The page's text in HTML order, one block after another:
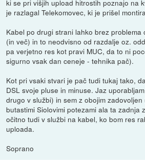
ki se pri višjih upload hitrostih poznajo na
je razlagal Telekomovec, ki je prišel
Kabel po drugi strani lahko brez problema
(in več) in to neodvisno od razdalje oz.
pa verjetno res kot pravi MUC, da to ni
sigurno vsak dan ceneje - tehnika pač).
Kot pri vsaki stvari je pač tudi tukaj tako,
DSL svoje pluse in minuse. Jaz
drugo v službi) in sem z obojim
butastimi Siolovimi potezami ala ta zadnja
očitno tudi v službi na kabel, ko bom res
uploada.
Soprano